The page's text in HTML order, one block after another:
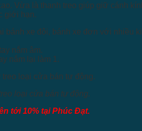
Vừa là thanh treo giúp giữ cánh
giới hạn.
xe đôi, bánh xe đơn với nhiều
nắm âm.
nắm lại làm 1.
loại cửa bán tự động.
tới 10% tại Phúc Đạt.